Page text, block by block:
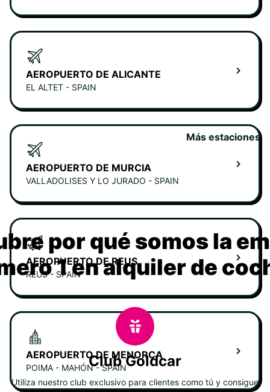
AEROPUERTO DE ALICANTE
EL ALTET - SPAIN
AEROPUERTO DE MURCIA
VALLADOLISES Y LO JURADO - SPAIN
AEROPUERTO DE REUS
REUS - SPAIN
AEROPUERTO DE MENORCA
POIMA - MAHÓN - SPAIN
Más estaciones
por qué somos la
1 en alquiler de
Club Goldcar
Utiliza nuestro club exclusivo para clientes como tú y consigue